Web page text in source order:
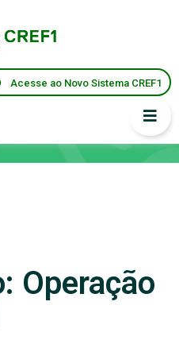
Acesse ao Novo Sistema CREF1
Operação